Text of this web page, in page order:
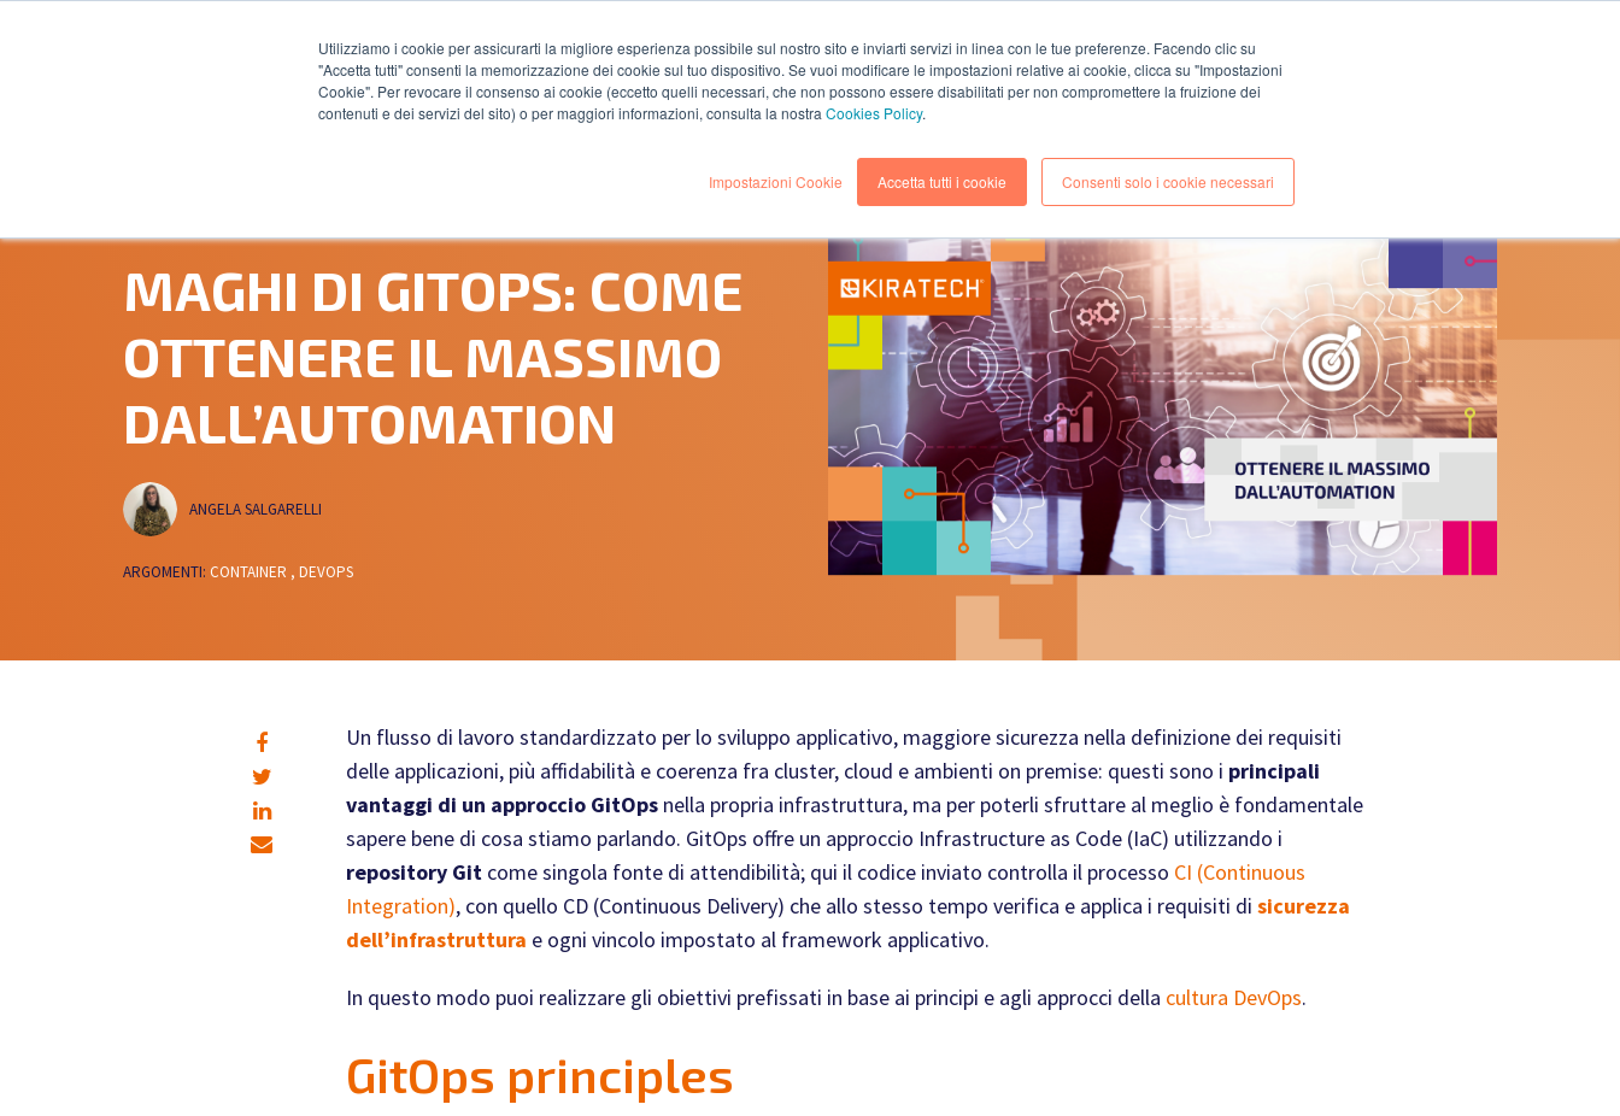
Utilizziamo i cookie per assicurarti la migliore esperienza possibile sul nostro sito e inviarti servizi in linea con le tue preferenze. Facendo clic su
"Accetta tutti" consenti la memorizzazione dei cookie sul tuo dispositivo. Se vuoi modificare le impostazioni relative ai cookie, clicca su "Impostazioni
Cookie". Per revocare il consenso ai cookie (eccetto quelli necessari, che non possono essere disabilitati per non compromettere la fruizione dei
contenuti e dei servizi del sito) o per maggiori informazioni, consulta la nostra Cookies Policy.
Impostazioni Cookie Accetta tutti i cookie Consenti solo i cookie necessari
AZIENDA SOLUZIONI SERVIZI RISORSE CASE STUDIES
MAGHI DI GITOPS: COME
OTTENERE IL MASSIMO
DALL’AUTOMATION
ANGELA SALGARELLI
ARGOMENTI: CONTAINER , DEVOPS
Un flusso di lavoro standardizzato per lo sviluppo applicativo, maggiore sicurezza nella definizione dei requisiti
delle applicazioni, più affidabilità e coerenza fra cluster, cloud e ambienti on premise: questi sono i principali
vantaggi di un approccio GitOps nella propria infrastruttura, ma per poterli sfruttare al meglio è fondamentale
sapere bene di cosa stiamo parlando. GitOps offre un approccio Infrastructure as Code (IaC) utilizzando i
repository Git come singola fonte di attendibilità; qui il codice inviato controlla il processo CI (Continuous
Integration), con quello CD (Continuous Delivery) che allo stesso tempo verifica e applica i requisiti di sicurezza
dell’infrastruttura e ogni vincolo impostato al framework applicativo.
In questo modo puoi realizzare gli obiettivi prefissati in base ai principi e agli approcci della cultura DevOps.
GitOps principles